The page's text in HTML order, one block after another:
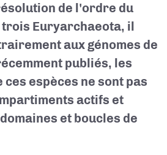
de l'ordre du
trois Euryarchaeota, il
aux génomes de
publiés, les
espèces ne sont pas
actifs et
et boucles de